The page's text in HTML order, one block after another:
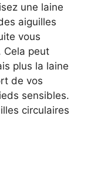
une laine
aiguilles
vous
Cela peut
plus la laine
de vos
sensibles.
circulaires